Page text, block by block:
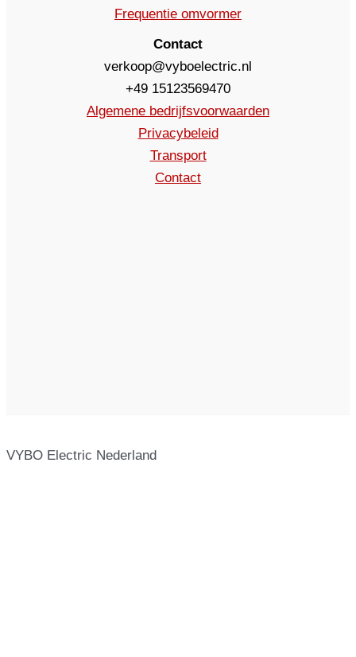
Frequentie omvormer
Contact
verkoop@vyboelectric.nl
+49 15123569470
Algemene bedrijfsvoorwaarden
Privacybeleid
Transport
Contact
VYBO Electric Nederland